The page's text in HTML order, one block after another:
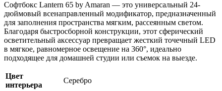
Софтбокс Lantern 65 by Amaran — это универсальный 24-
дюймовый всенаправленный модификатор, предназначенный
для заполнения пространства мягким, рассеянным светом.
Благодаря быстросборной конструкции, этот сферический
осветительный аксессуар превращает жесткий точечный LED
в мягкое, равномерное освещение на 360°, идеально
подходящее для домашней студии или съемок на выезде.
Цвет
интерьера
Серебро